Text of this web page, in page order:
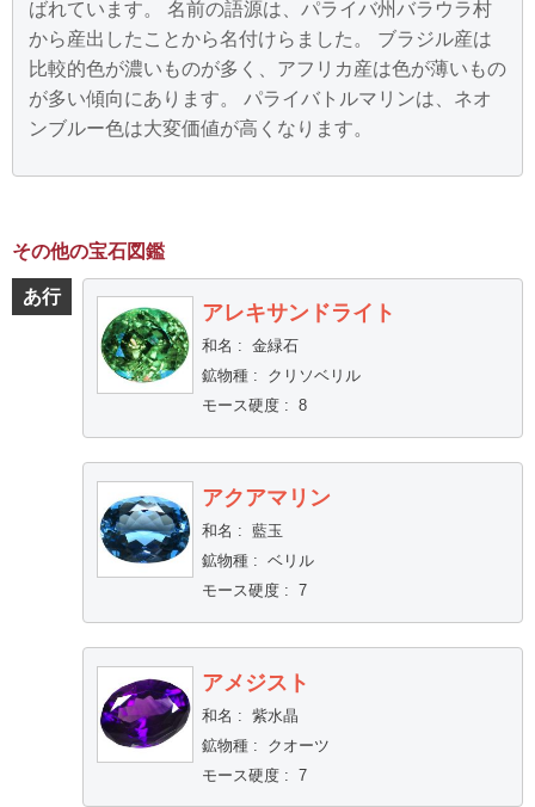
ばれています。 名前の語源は、パライバ州バラウラ村
から産出したことから名付けらました。 ブラジル産は
比較的色が濃いものが多く、アフリカ産は色が薄いもの
が多い傾向にあります。 パライバトルマリンは、ネオ
ンブルー色は大変価値が高くなります。
その他の宝石図鑑
あ行
アレキサンドライト
和名 : 金緑石
鉱物種:
クリソベリル
モース硬度: 8
アクアマリン
和名 : 藍玉
鉱物種: ベリル
モース硬度: 7
アメジスト
和名 : 紫水晶
鉱物種:
クオーツ
モース硬度: 7